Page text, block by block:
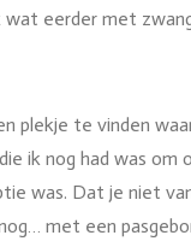
wat eerder met
plekje te vinden
ik nog had was om
was. Dat je niet
met een